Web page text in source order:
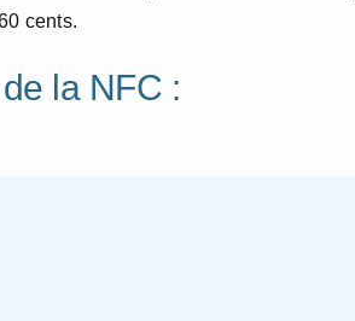
cents.
la NFC :